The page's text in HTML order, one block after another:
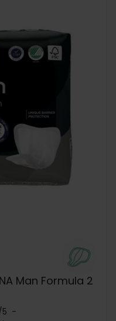
Man Formula 2
5 -